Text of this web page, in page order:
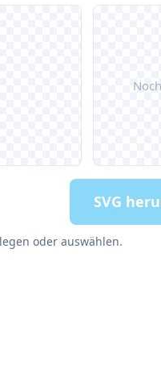
SVG
oder auswählen.